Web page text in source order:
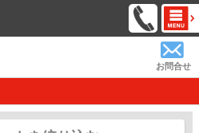
お問合せ